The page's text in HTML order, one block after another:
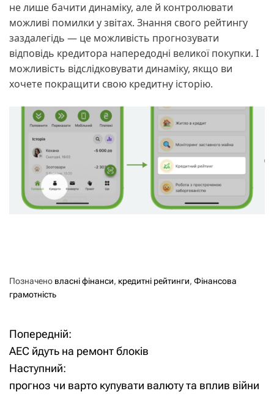
не лише бачити динаміку, але й контролювати
можливі помилки у звітах. Знання свого рейтингу
заздалегідь — це можливість прогнозувати
відповідь кредитора напередодні великої покупки. І
можливість відслідковувати динаміку, якщо ви
хочете покращити свою кредитну історію.
Позначено власні фінанси, кредитні рейтинги, Фінансова
грамотність
Н
а
в
Попередній:
АЕС йдуть на ремонт блоків
Наступний:
прогноз чи варто купувати валюту та вплив війни